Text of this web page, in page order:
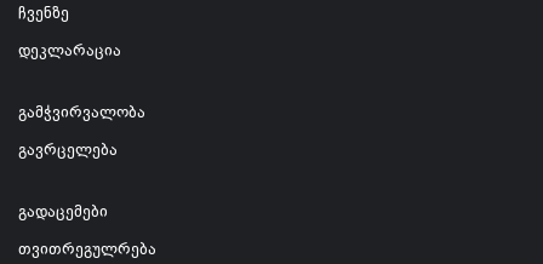
ჩვენზე
დეკლარაცია
გამჭვირვალობა
გავრცელება
გადაცემები
თვითრეგულრება